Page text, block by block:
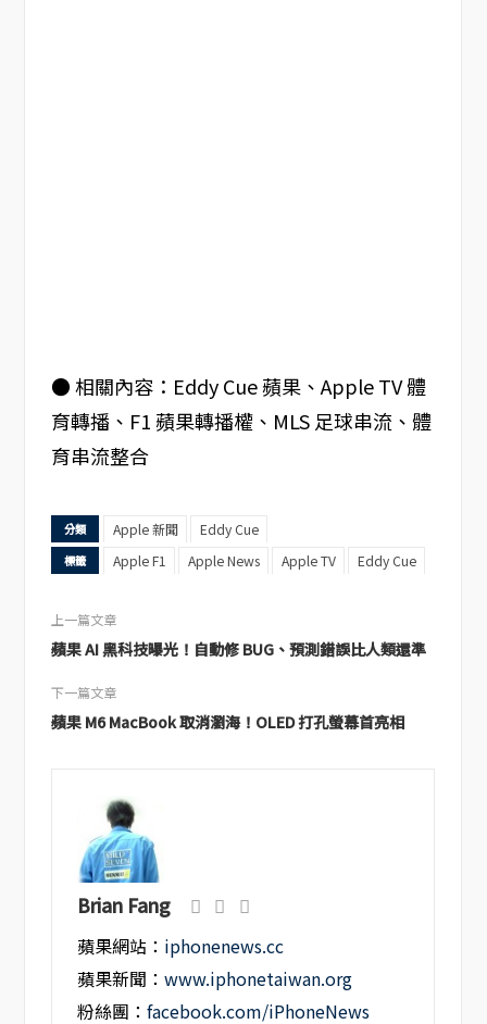
● 相關內容：Eddy Cue 蘋果、Apple TV 體
育轉播、F1 蘋果轉播權、MLS 足球串流、體
育串流整合
分類 Apple 新聞 Eddy Cue
標籤 Apple F1 Apple News Apple TV Eddy Cue
上一篇文章
蘋果 AI 黑科技曝光！自動修 BUG、預測錯誤比人類還準
下一篇文章
蘋果 M6 MacBook 取消瀏海！OLED 打孔螢幕首亮相
Brian Fang
蘋果網站： iphonenews.cc
蘋果新聞：www.iphonetaiwan.org
粉絲團：facebook.com/iPhoneNews